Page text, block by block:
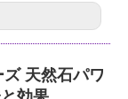
天然石パワ